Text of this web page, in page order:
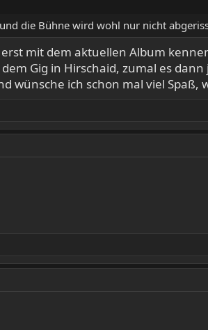
die Bühne wird wohl nur nicht
mit dem aktuellen Album
Gig in Hirschaid, zumal es
wünsche ich schon mal viel